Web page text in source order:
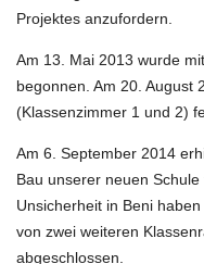
Projektes anzufordern.
Am 13. Mai 2013 wurde
begonnen. Am 20. August
(Klassenzimmer 1 und 2)
Am 6. September 2014
Bau unserer neuen
Unsicherheit in Beni
von zwei weiteren
abgeschlossen.